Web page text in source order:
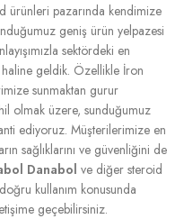
ürünleri pazarında kendimize
geniş ürün yelpazesi
sektördeki en
geldik. Özellikle İron
sunmaktan gurur
olmak üzere, sunduğumuz
ediyoruz. Müşterilerimize en
sağlıklarını ve güvenliğini de
Danabol ve diğer steroid
kullanım konusunda
geçebilirsiniz.